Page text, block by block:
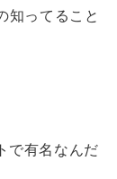
知ってること
で有名なんだ